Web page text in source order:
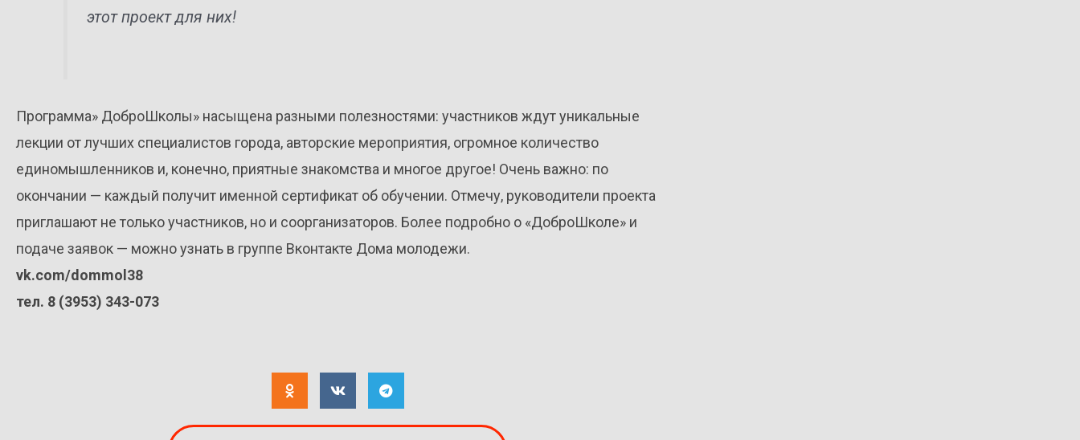
этот проект для них!
Программа» ДоброШколы» насыщена разными полезностями: участников ждут уникальные
лекции от лучших специалистов города, авторские мероприятия, огромное количество
единомышленников и, конечно, приятные знакомства и многое другое! Очень важно: по
окончании — каждый получит именной сертификат об обучении. Отмечу, руководители проекта
приглашают не только участников, но и соорганизаторов. Более подробно о «ДоброШколе» и
подаче заявок — можно узнать в группе Вконтакте Дома молодежи.
vk.com/dommol38
тел. 8 (3953) 343-073